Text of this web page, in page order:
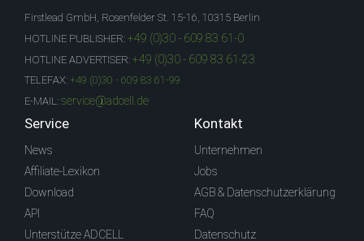
Firstlead GmbH, Rosenfelder St. 15-16, 10315 Berlin
HOTLINE PUBLISHER: +49 (0)30 - 609 83 61-0
HOTLINE ADVERTISER: +49 (0)30 - 609 83 61-23
TELEFAX: +49 (0)30 - 609 83 61-99
E-MAIL: service@adcell.de
Service
News
Affiliate-Lexikon
Download
API
Unterstütze ADCELL
Kontakt
Unternehmen
Jobs
AGB & Datenschutzerklärung
FAQ
Datenschutz